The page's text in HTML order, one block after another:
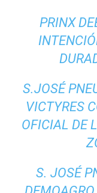
PRINX
S.JOSÉ
VICTYRES
OFICIAL DE
S. JOSÉ